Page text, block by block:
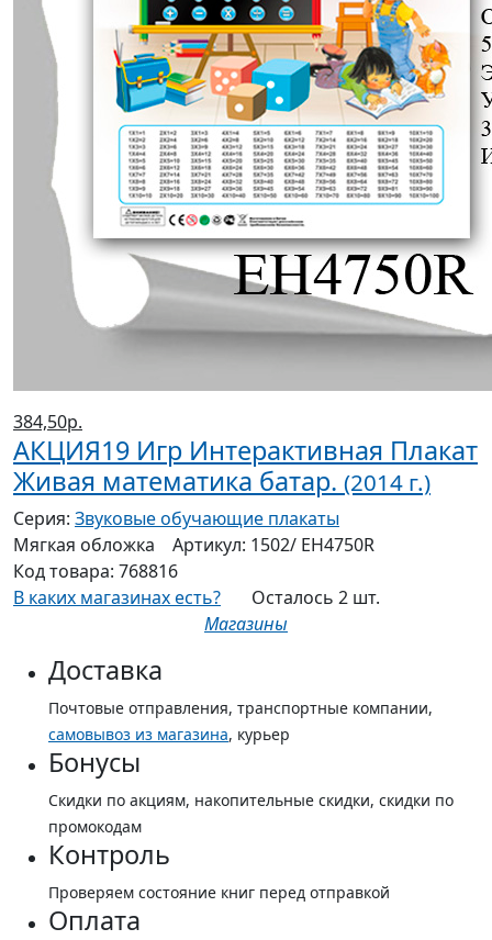
384,50р.
АКЦИЯ19 Игр Интерактивная Плакат
Живая математика батар. (2014 г.)
Серия: Звуковые обучающие плакаты
Мягкая обложка Артикул: 1502/ ЕН4750R
Код товара: 768816
В каких магазинах есть?
Осталось 2 шт.
Магазины
Доставка
Почтовые отправления, транспортные компании,
самовывоз из магазина, курьер
Бонусы
Скидки по акциям, накопительные скидки, скидки по
промокодам
Контроль
Проверяем состояние книг перед отправкой
Оплата